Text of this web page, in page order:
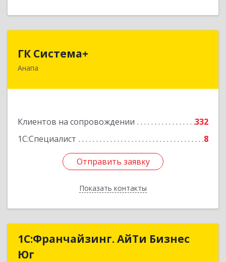
ГК Система+
Анапа
Клиентов на сопровождении
332
1С:Специалист
8
Отправить заявку
Показать контакты
353450, Краснодарский край, Анапский р-н,
Подробнее
Отправить заявку
Назад
1С:Франчайзинг. АйТи Бизнес
Юг
1С:Франчайзинг. АйТи Бизнес